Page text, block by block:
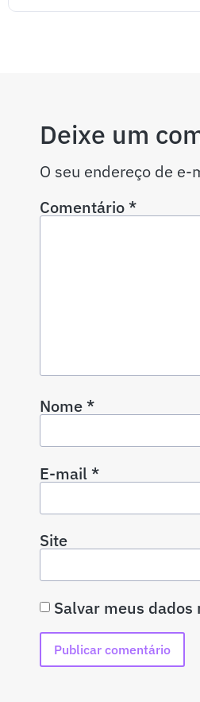
Deixe um
O seu endereço de
Comentário*
Nome*
E-mail*
Site
Salvar meus